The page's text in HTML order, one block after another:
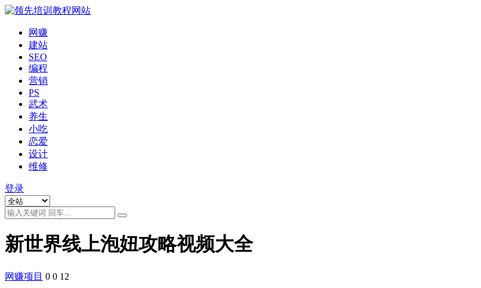
网赚
建站
SEO
编程
营销
PS
武术
养生
小吃
恋爱
设计
维修
登录
新世界线上泡妞攻略视频大全
网赚项目 0 0 12